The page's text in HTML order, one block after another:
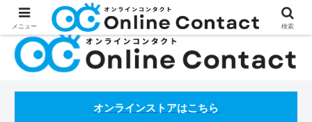
処方箋不要のコンタクトレンズ通販オンラインコンタクトBLOG
オンラインストアはこちら
メニュー 検索